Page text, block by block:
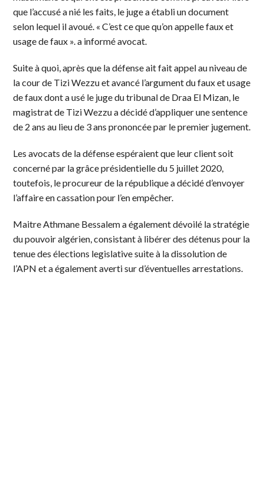
que l’accusé a nié les faits, le juge a établi un document
selon lequel il avoué. « C’est ce que qu’on appelle faux et
usage de faux ». a informé avocat.
Suite à quoi, après que la défense ait fait appel au niveau de
la cour de Tizi Wezzu et avancé l’argument du faux et usage
de faux dont a usé le juge du tribunal de Draa El Mizan, le
magistrat de Tizi Wezzu a décidé d’appliquer une sentence
de 2 ans au lieu de 3 ans prononcée par le premier jugement.
Les avocats de la défense espéraient que leur client soit
concerné par la grâce présidentielle du 5 juillet 2020,
toutefois, le procureur de la république a décidé d’envoyer
l’affaire en cassation pour l’en empêcher.
Maitre Athmane Bessalem a également dévoilé la stratégie
du pouvoir algérien, consistant à libérer des détenus pour la
tenue des élections legislative suite à la dissolution de
l’APN et a également averti sur d’éventuelles arrestations.